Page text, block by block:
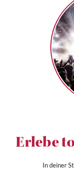
Erlebe
In deiner